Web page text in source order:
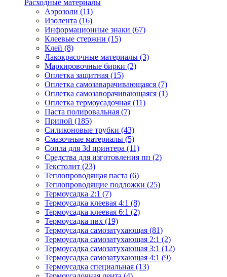
Расходные материалы
Аэрозоли (11)
Изолента (16)
Информационные знаки (67)
Клеевые стержни (15)
Клей (8)
Лакокрасочные материалы (3)
Маркировочные бирки (2)
Оплетка защитная (15)
Оплетка самозаварачивающаяся (7)
Оплетка самозаворачивающаяся (1)
Оплетка термоусадочная (11)
Паста полировальная (7)
Припой (185)
Силиконовые трубки (43)
Смазочные материалы (5)
Сопла для 3d принтера (11)
Средства для изготовления пп (2)
Текстолит (23)
Теплопроводящая паста (6)
Теплопроводящие подложки (25)
Термоусадка 2:1 (7)
Термоусадка клеевая 4:1 (8)
Термоусадка клеевая 6:1 (2)
Термоусадка пвх (19)
Термоусадка самозатухающая (81)
Термоусадка самозатухающая 2:1 (2)
Термоусадка самозатухающая 3:1 (12)
Термоусадка самозатухающая 4:1 (9)
Термоусадка специальная (13)